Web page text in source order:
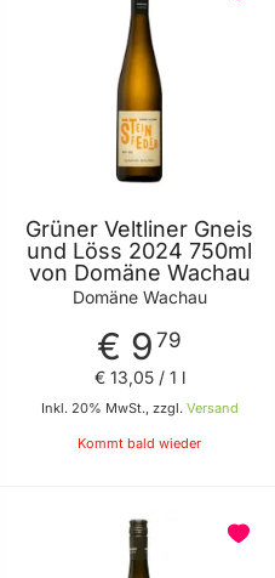
Grüner Veltliner Gneis
und Löss 2024 750ml
von Domäne Wachau
Domäne Wachau
€ 9 79
Inkl. 20% MwSt., zzgl. Versand
€ 13,05/ 1 l
Kommt bald wieder